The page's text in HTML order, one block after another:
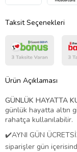
Taksit Seçenekleri
Ürün Açıklaması
GÜNLÜK HAYATTA
günlük hayatta altın
rahatça kullanılabilir.
✔️AYNI GÜN
siparişler gün